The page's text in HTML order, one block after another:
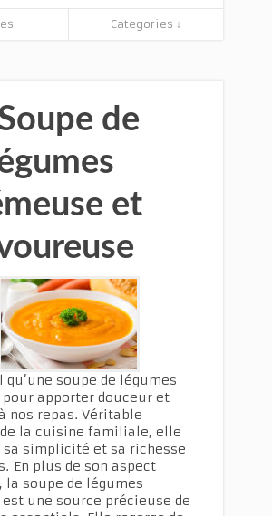
Categories ↓
de
et
qu’une soupe de légumes
apporter douceur et
nos repas. Véritable
la cuisine familiale, elle
sa simplicité et sa richesse
En plus de son aspect
la soupe de légumes
une source précieuse de